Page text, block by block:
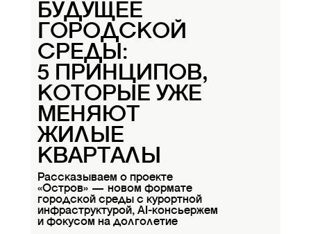
БУДУЩЕЕ
ГОРОДСКОЙ
СРЕДЫ:
5 ПРИНЦИПОВ,
КОТОРЫЕ УЖЕ
МЕНЯЮТ
ЖИЛЫЕ
КВАРТАЛЫ
Рассказываем о проекте
«Остров» — новом формате
городской среды с курортной
инфраструктурой, AI-консьержем
и фокусом на долголетие